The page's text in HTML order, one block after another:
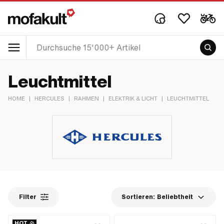
Leuchtmittel
HOME | HERCULES | RAHMEN | ELEKTRIK & LICHT | LEUCHTMITTEL
Filter Sortieren: Beliebtheit